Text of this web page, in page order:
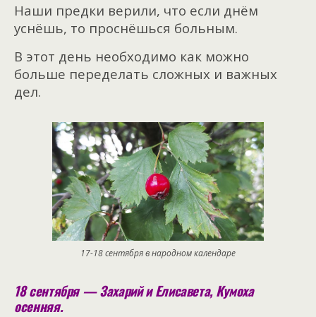
Наши предки верили, что если днём
уснёшь, то проснёшься больным.
В этот день необходимо как можно
больше переделать сложных и важных
дел.
17-18 сентября в народном календаре
18 сентября — Захарий и Елисавета, Кумоха
осенняя.